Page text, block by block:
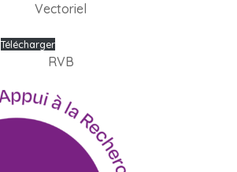
Vectoriel
Télécharger
RVB